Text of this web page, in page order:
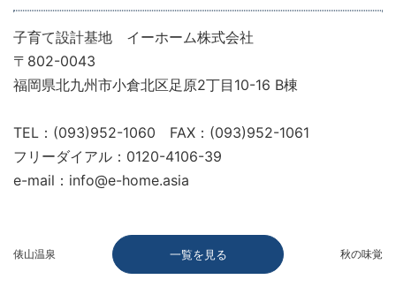
子育て設計基地 イーホーム株式会社
〒802-0043
福岡県北九州市小倉北区足原2丁目10-16 B棟
TEL：(093)952-1060 FAX：(093)952-1061
フリーダイアル：0120-4106-39
e-mail：info@e-home.asia
俵山温泉 一覧を見る 秋の味覚